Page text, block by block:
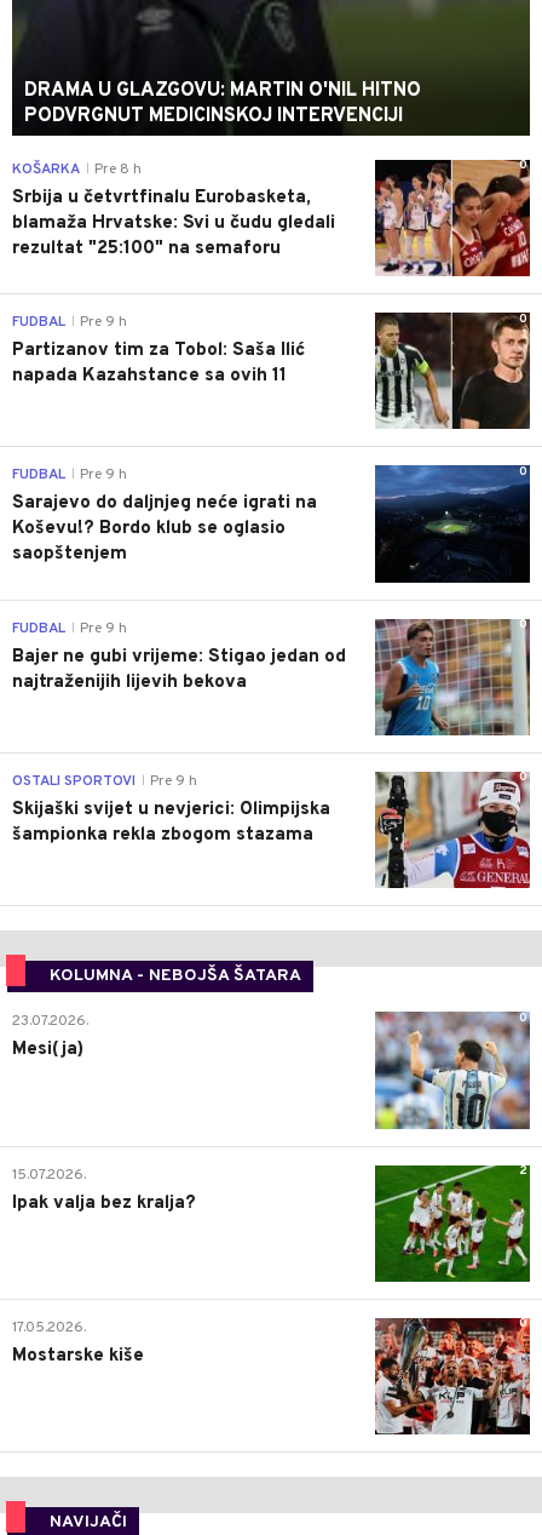
DRAMA U GLAZGOVU: MARTIN O'NIL HITNO
PODVRGNUT MEDICINSKOJ INTERVENCIJI
0
KOŠARKA Pre 8 h
Srbija u četvrtfinalu Eurobasketa,
blamaža Hrvatske: Svi u čudu gledali
rezultat "25:100" na semaforu
0
FUDBAL Pre 9 h
Partizanov tim za Tobol: Saša Ilić
napada Kazahstance sa ovih 11
0
FUDBAL Pre 9 h
Sarajevo do daljnjeg neće igrati na
Koševu!? Bordo klub se oglasio
saopštenjem
0
FUDBAL Pre 9 h
Bajer ne gubi vrijeme: Stigao jedan od
najtraženijih lijevih bekova
0
OSTALI SPORTOVI Pre 9 h
Skijaški svijet u nevjerici: Olimpijska
šampionka rekla zbogom stazama
KOLUMNA - NEBOJŠA ŠATARA
0
23.07.2026.
Mesi(ja)
2
15.07.2026.
Ipak valja bez kralja?
0
17.05.2026.
Mostarske kiše
NAVIJAČI